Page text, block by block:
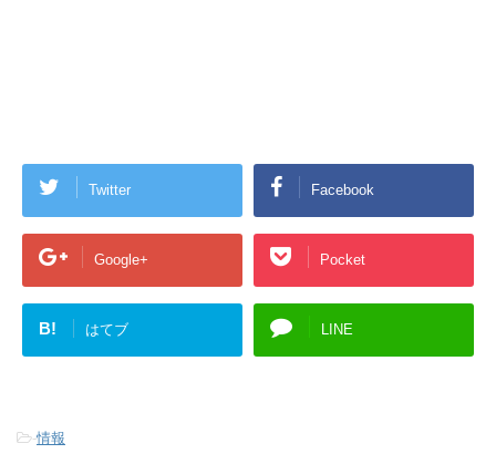
Twitter Facebook
Google+ Pocket
B! はてブ LINE
-情報